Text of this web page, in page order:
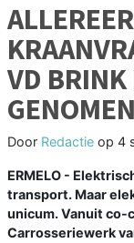
VD
Door Redactie op 4
ERMELO -
transport. Maar
unicum. Vanuit co-
Carrosseriewerk